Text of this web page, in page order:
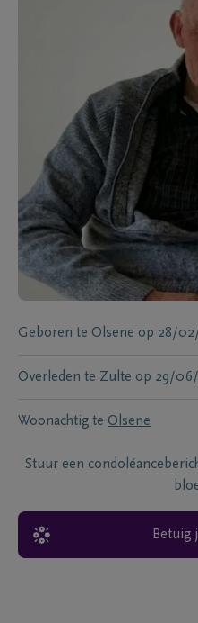
Geboren te Olsene op 28/
Overleden te Zulte op 29/
Woonachtig te Olsene
Stuur een
Betuig